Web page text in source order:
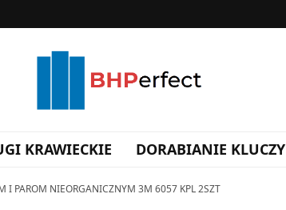
KRAWIECKIE DORABIANIE KLUCZY
I PAROM NIEORGANICZNYM 3M 6057 KPL 2SZT